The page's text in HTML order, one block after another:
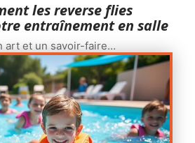
les reverse flies
entraînement en salle
art et un savoir-faire…